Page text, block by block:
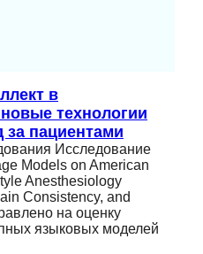
в
технологии
за пациентами
Исследование
Models on American
Anesthesiology
Consistency, and
на оценку
языковых моделей